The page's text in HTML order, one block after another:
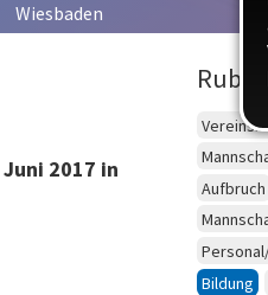
Wiesbaden
2017 in
Aufbruch
Bildung